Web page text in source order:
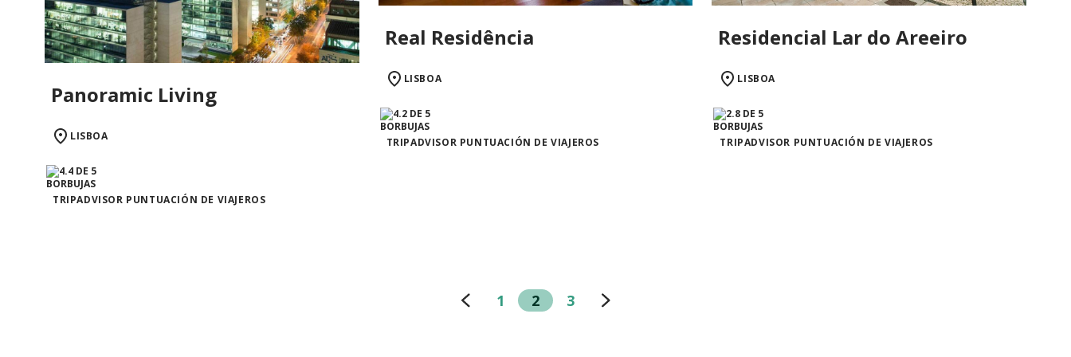
Panoramic Living
LISBOA
TRIPADVISOR PUNTUACIÓN DE VIAJEROS
Real Residência
LISBOA
TRIPADVISOR PUNTUACIÓN DE VIAJEROS
Residencial Lar do Areeiro
LISBOA
TRIPADVISOR PUNTUACIÓN DE VIAJEROS
1 2 3